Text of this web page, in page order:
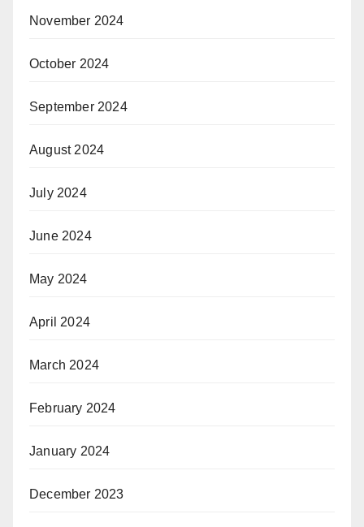
November 2024
October 2024
September 2024
August 2024
July 2024
June 2024
May 2024
April 2024
March 2024
February 2024
January 2024
December 2023